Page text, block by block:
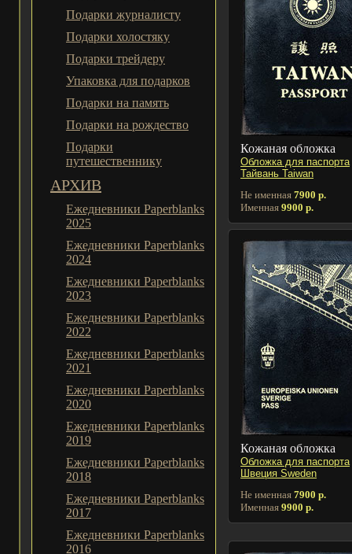
Подарки журналисту
Подарки холостяку
Подарки трейдеру
Упаковка для подарков
Подарки на память
Подарки на рождество
Подарки
путешественнику
АРХИВ
Ежедневники Paperblanks
2025
Ежедневники Paperblanks
2024
Ежедневники Paperblanks
2023
Ежедневники Paperblanks
2022
Ежедневники Paperblanks
2021
Ежедневники Paperblanks
2020
Ежедневники Paperblanks
2019
Ежедневники Paperblanks
2018
Ежедневники Paperblanks
2017
Ежедневники Paperblanks
2016
Кожаная обложка
Обложка для паспорта
Тайвань Taiwan
Не именная 7900 р.
Именная 9900 р.
Кожаная обложка
Обложка для паспорта
Швеция Sweden
Не именная 7900 р.
Именная 9900 р.